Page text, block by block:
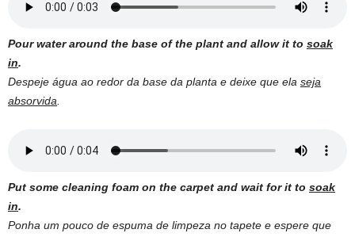
Pour water around the base of the plant and allow it to soak
in.
Despeje água ao redor da base da planta e deixe que ela seja
absorvida
Put some cleaning foam on the carpet and wait for it to soak
in.
Ponha um pouco de espuma de limpeza no tapete e espere que